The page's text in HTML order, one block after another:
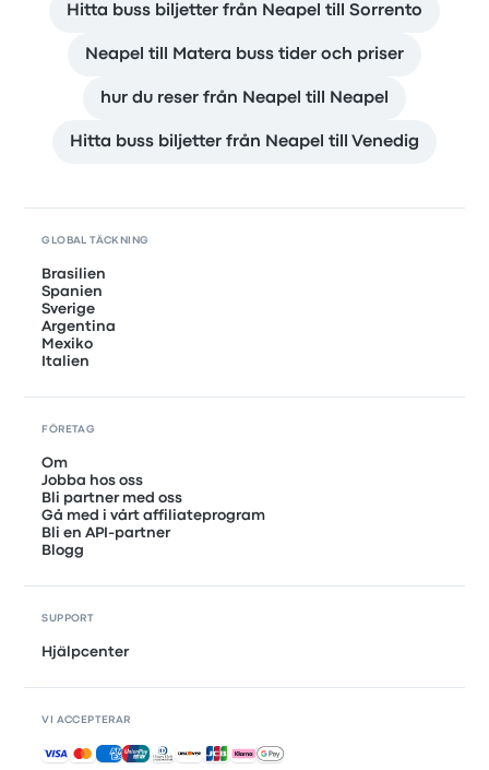
Hitta buss biljetter från Neapel till Sorrento
Neapel till Matera buss tider och priser
hur du reser från Neapel till Neapel
Hitta buss biljetter från Neapel till Venedig
GLOBAL TÄCKNING
Brasilien
Spanien
Sverige
Argentina
Mexiko
Italien
FÖRETAG
Om
Jobba hos oss
Bli partner med oss
Gå med i vårt affiliateprogram
Bli en API-partner
Blogg
SUPPORT
Hjälpcenter
VI ACCEPTERAR
Accepterade betalningar